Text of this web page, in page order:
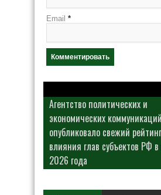
Email *
Агентство политических и
экономических коммуникаций
опубликовало свежий рейтинг
влияния глав субъектов РФ
2026 года